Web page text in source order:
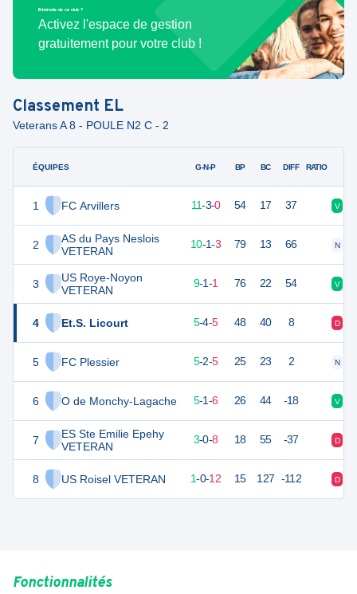
Bénévole de ce club ?
Activez l'espace de gestion
gratuitement pour votre club !
Classement EL
Veterans A 8 - POULE N2 C - 2
ÉQUIPES
1 FC Arvillers
2
AS du Pays Neslois
VETERAN
3
US Roye-Noyon
VETERAN
4 Et.S. Licourt
5 FC Plessier
6 O de Monchy-Lagache
7
ES Ste Emilie Epehy
VETERAN
8 US Roisel VETERAN
G-N-P BP BC DIFF RATIO
11-3-0 54 17 37 V
31 10-1-3 79 13 66 N
25 9-1-1 76 22 54 V
5-4-5 48 40 8 D
5-2-5 25 23 2 N
14 14 5-1-6 26 44 -18 V
7 3-0-8 18 55 -37 D
2 1-0-12 15 127 -112 D
Fonctionnalités